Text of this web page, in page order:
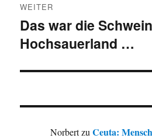
WEITER
Nächster
Beitrag:
Das war die
Hochsauerland …
NorbertzuCeuta: